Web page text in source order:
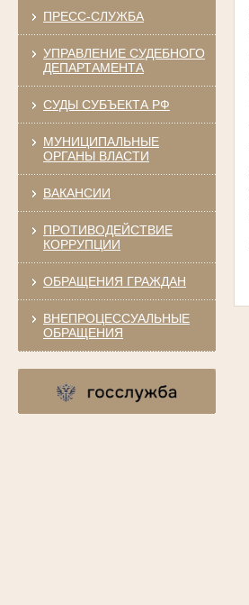
ПРЕСС-СЛУЖБА
УПРАВЛЕНИЕ СУДЕБНОГО
ДЕПАРТАМЕНТА
СУДЫ СУБЪЕКТА РФ
МУНИЦИПАЛЬНЫЕ
ОРГАНЫ ВЛАСТИ
ВАКАНСИИ
ПРОТИВОДЕЙСТВИЕ
КОРРУПЦИИ
ОБРАЩЕНИЯ ГРАЖДАН
ВНЕПРОЦЕССУАЛЬНЫЕ
ОБРАЩЕНИЯ